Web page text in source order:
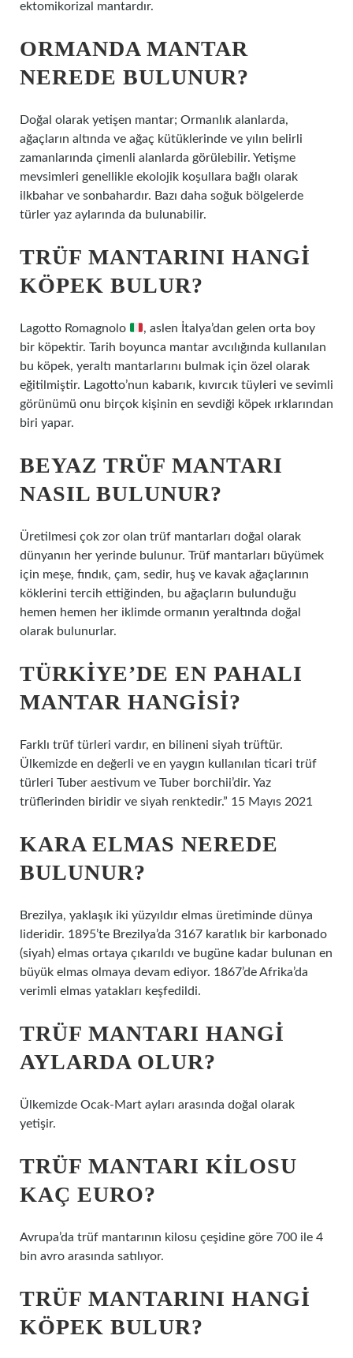
ektomikorizal mantardır.
ORMANDA MANTAR
NEREDE BULUNUR?
Doğal olarak yetişen mantar; Ormanlık alanlarda,
ağaçların altında ve ağaç kütüklerinde ve yılın belirli
zamanlarında çimenli alanlarda görülebilir. Yetişme
mevsimleri genellikle ekolojik koşullara bağlı olarak
ilkbahar ve sonbahardır. Bazı daha soğuk bölgelerde
türler yaz aylarında da bulunabilir.
TRÜF MANTARINI HANGI
KÖPEK BULUR?
Lagotto Romagnolo
, aslen İtalya’dan gelen orta boy
bir köpektir. Tarih boyunca mantar avcılığında kullanılan
bu köpek, yeraltı mantarlarını bulmak için özel olarak
eğitilmiştir. Lagotto’nun kabarık, kıvırcık tüyleri ve sevimli
görünümü onu birçok kişinin en sevdiği köpek ırklarından
biri yapar.
BEYAZ TRÜF MANTARI
NASIL BULUNUR?
Üretilmesi çok zor olan trüf mantarları doğal olarak
dünyanın her yerinde bulunur. Trüf mantarları büyümek
için meşe, fındık, çam, sedir, huş ve kavak ağaçlarının
köklerini tercih ettiğinden, bu ağaçların bulunduğu
hemen hemen her iklimde ormanın yeraltında doğal
olarak bulunurlar.
TÜRKIYE’DE EN PAHALI
MANTAR HANGISI?
Farklı trüf türleri vardır, en bilineni siyah trüftür.
Ülkemizde en değerli ve en yaygın kullanılan ticari trüf
türleri Tuber aestivum ve Tuber borchii’dir. Yaz
trüflerinden biridir ve siyah renktedir.” 15 Mayıs 2021
KARA ELMAS NEREDE
BULUNUR?
Brezilya, yaklaşık iki yüzyıldır elmas üretiminde dünya
lideridir. 1895’te Brezilya’da 3167 karatlık bir karbonado
(siyah) elmas ortaya çıkarıldı ve bugüne kadar bulunan en
büyük elmas olmaya devam ediyor. 1867’de Afrika’da
verimli elmas yatakları keşfedildi.
TRÜF MANTARI HANGI
AYLARDA OLUR?
Ülkemizde Ocak-Mart ayları arasında doğal olarak
yetişir.
TRÜF MANTARI KILOSU
KAÇ EURO?
Avrupa’da trüf mantarının kilosu çeşidine göre 700 ile 4
bin avro arasında satılıyor.
TRÜF MANTARINI HANGI
KÖPEK BULUR?